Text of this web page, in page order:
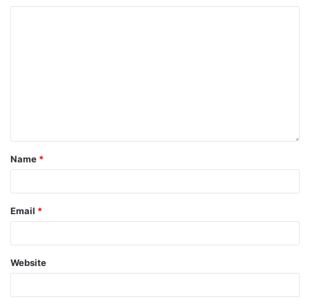
Name *
Email *
Website